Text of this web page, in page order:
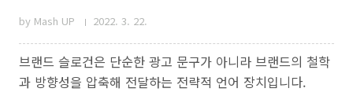
by Mash UP 2022. 3. 22.
브랜드 슬로건은 단순한 광고 문구가 아니라 브랜드의 철학
과 방향성을 압축해 전달하는 전략적 언어 장치입니다.